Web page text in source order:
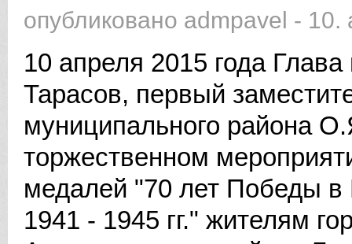
опубликовано admpavel - 10.
10 апреля 2015 года
Тарасов, первый
муниципального района
торжественном
медалей "70 лет Победы в
1941 - 1945 гг." жителям